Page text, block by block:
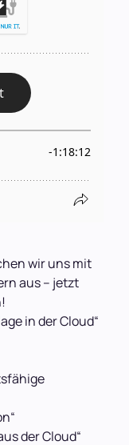
wir uns mit
aus – jetzt
in der Cloud“
der Cloud“